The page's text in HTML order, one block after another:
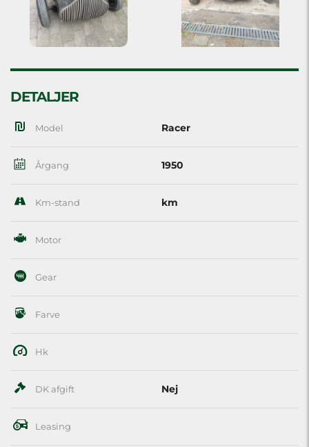
DETALJER
Model Racer
Årgang 1950
Km-stand km
Motor
Gear
Farve
Hk
DK afgift Nej
Leasing